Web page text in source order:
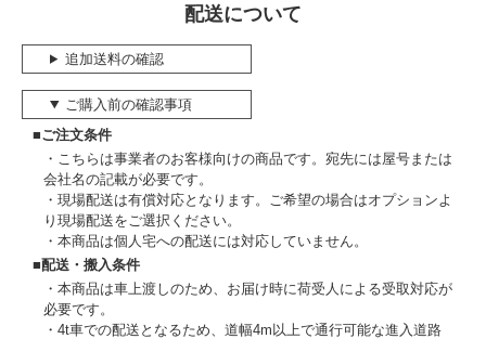
配送について
追加送料の確認
ご購入前の確認事項
■ご注文条件
こちらは事業者のお客様向けの商品です。宛先には屋号または
会社名の記載が必要です。
現場配送は有償対応となります。ご希望の場合はオプションよ
り現場配送をご選択ください。
本商品は個人宅への配送には対応していません。
■配送・搬入条件
本商品は車上渡しのため、お届け時に荷受人による受取対応が
必要です。
4t車での配送となるため、道幅4m以上で通行可能な進入道路